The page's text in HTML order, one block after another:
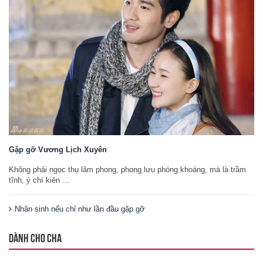
Gặp gỡ Vương Lịch Xuyên
Không phải ngọc thụ lâm phong, phong lưu phóng khoáng, mà là trầm
tĩnh, ý chí kiên ...
Nhân sinh nếu chỉ như lần đầu gặp gỡ
DÀNH CHO CHA